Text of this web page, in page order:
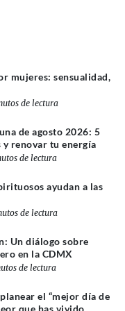
mujeres: sensualidad,
de lectura
de agosto 2026: 5
renovar tu energía
de lectura
ayudan a las
de lectura
Un diálogo sobre
en la CDMX
de lectura
el “mejor día de
que has vivido